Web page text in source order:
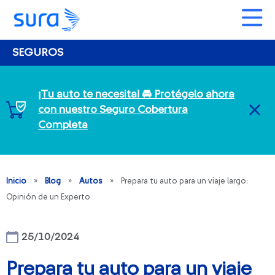
Banner Beneficios – Copy
SEGUROS
¡Tu auto te necesita! 🚘 Protégelo ahora
con nuestro Seguro Cobertura
Completa
Inicio » Blog » Autos »
Prepara tu auto para un viaje largo:
Opinión de un Experto
25/10/2024
Prepara tu auto para un viaje